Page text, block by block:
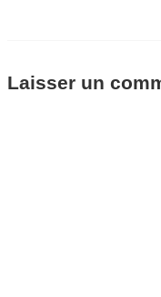
Laisser un